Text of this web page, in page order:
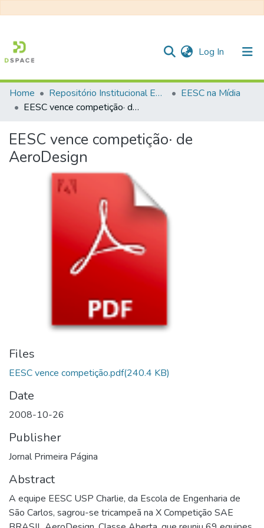
Log In (current)
Communities & Collections
Statistics
Home Repositório Institucional EESC
EESC na Mídia
EESC vence competição· de AeroDesign
EESC vence competição· de
AeroDesign
Files
EESC vence competição.pdf(240.4 KB)
Date
2008-10-26
Publisher
Jornal Primeira Página
Abstract
A equipe EESC USP Charlie, da Escola de Engenharia de
São Carlos, sagrou-se tricampeã na X Competição SAE